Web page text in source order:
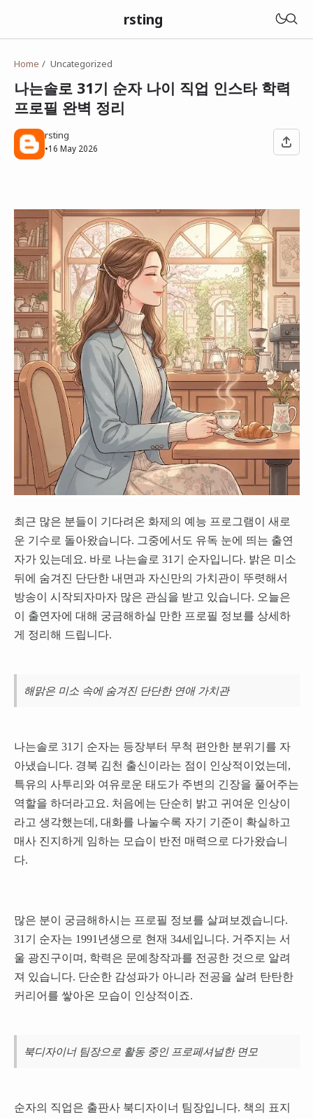
rsting
Home Uncategorized
나는솔로 31기 순자 나이 직업 인스타 학력
프로필 완벽 정리
rsting
•16 May 2026
최근 많은 분들이 기다려온 화제의 예능 프로그램이 새로
운 기수로 돌아왔습니다. 그중에서도 유독 눈에 띄는 출연
자가 있는데요. 바로 나는솔로 31기 순자입니다. 밝은 미소
뒤에 숨겨진 단단한 내면과 자신만의 가치관이 뚜렷해서
방송이 시작되자마자 많은 관심을 받고 있습니다. 오늘은
이 출연자에 대해 궁금해하실 만한 프로필 정보를 상세하
게 정리해 드립니다.
해맑은 미소 속에 숨겨진 단단한 연애 가치관
나는솔로 31기 순자는 등장부터 무척 편안한 분위기를 자
아냈습니다. 경북 김천 출신이라는 점이 인상적이었는데,
특유의 사투리와 여유로운 태도가 주변의 긴장을 풀어주는
역할을 하더라고요. 처음에는 단순히 밝고 귀여운 인상이
라고 생각했는데, 대화를 나눌수록 자기 기준이 확실하고
매사 진지하게 임하는 모습이 반전 매력으로 다가왔습니
다.
많은 분이 궁금해하시는 프로필 정보를 살펴보겠습니다.
31기 순자는 1991년생으로 현재 34세입니다. 거주지는 서
울 광진구이며, 학력은 문예창작과를 전공한 것으로 알려
져 있습니다. 단순한 감성파가 아니라 전공을 살려 탄탄한
커리어를 쌓아온 모습이 인상적이죠.
북디자이너 팀장으로 활동 중인 프로페셔널한 면모
순자의 직업은 출판사 북디자이너 팀장입니다. 책의 표지